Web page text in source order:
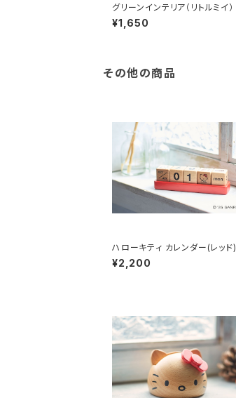
グリーンインテリア（リトルミイ）
¥1,650
その他の商品
ハローキティ カレンダー(レッド)
¥2,200